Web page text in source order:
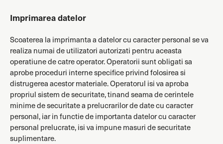
Imprimarea datelor
Scoaterea la imprimanta a datelor cu caracter personal se va
realiza numai de utilizatori autorizati pentru aceasta
operatiune de catre operator. Operatorii sunt obligati sa
aprobe proceduri interne specifice privind folosirea si
distrugerea acestor materiale. Operatorul isi va aproba
propriul sistem de securitate, tinand seama de cerintele
minime de securitate a prelucrarilor de date cu caracter
personal, iar in functie de importanta datelor cu caracter
personal prelucrate, isi va impune masuri de securitate
suplimentare.